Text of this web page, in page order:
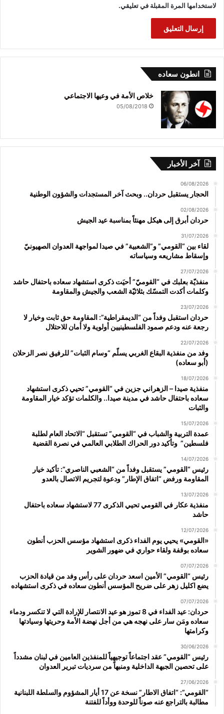
لاستخدامها المرة المقبلة في تعليقي.
انطون سعاده
خلاص الأمة في وعيها الاجتماعي
05/08/2018
آخر الأخبار
06/08/2026
الحجار يستقبل حردان.. وبحث آخر المستجدات والشؤون الوطنية
02/08/2026
حردان أبرق إلى هيكل مهنئاً بمناسبة عيد الجيش
31/07/2026
لقاء بين “القومي” و”الشعبية” في صيدا لمواجهة العدوان الصهيونيّ
وإسقاط مشاريعه وسياساته
27/07/2026
منفذيّة بعلبك في “القوميّ” أحيَت ذكرى استشهاد سعاده باحتفال حاشد
وكلمات أكدت التمسّك بثلاثيّة الشعب والجيش والمقاومة
23/07/2026
حردان استقبل وفداً من “الديمقراطية”: المقاومة حق ثابت وخيار لا
رجعة عنه ودعم صمود الفلسطينيين أولوية ولا أمان للاحتلال
22/07/2026
وفد من منفذية البقاع الغربي يسلّم “وسام الثبات” للرفيق نصر الزحلان
(أبو سعاده)
18/07/2026
منفذية صيدا – الزهراني جزين في “القومي” تحيي ذكرى استشهاد
سعاده باحتفال حاشد في مدينة صيدا.. والكلمات تؤكد خيار المقاومة
والثبات
15/07/2026
عمدة التربية والشباب في “القومي” تستقبل “الاتحاد العام لطلبة
فلسطين” وتأكيد دور الحراك الطلابي العالمي في نصرة القضية
14/07/2026
رئيس “القومي” يستقبل وفداً من “الشعبي الناصري”: تأكيد خيار
المقاومة ورفض “اتفاق الإطار” ودعوة لتجريم الاتصال بالعدو
13/07/2026
منفذية عكار في القومي تحيي الذكرى 77 لاستشهاد سعاده باحتفال
حاشد
12/07/2026
«القومي» يحيي يوم الفداء ذكرى استشهاد مؤسس الحزب أنطون
سعاده بوقفة ولقاء حواري في ضهور الشوير
07/07/2026
رئيس “القومي” الأمين اسعد حردان على رأس وفد من قيادة الحزب
يضع اكليل زهر على ضريح المؤسس أنطون سعاده في ذكرى استشهاده
07/07/2026
حردان: عيد الفداء في 8 تموز هو عيد الانتصار للإرادة التي لا تنكسر ودماء
سعاده ومَن سار على نهجه هي من أجل نهضة الأمة وحريتها وسيادتها
وكرامتها
30/06/2026
رئيس “القومي” عقد اجتماعاً توجيهياً للمنفذين العامين في لبنان مشدداً
على تحصين الجبهة الداخلية ومنبهاً من سرديات تبرير العدوان
27/06/2026
“القومي”: “اتفاق الاطار” نسخة عن 17 أيار المشؤوم والسلطة اللبنانية
مطالبة بالتراجع عنه صوناً للوحدة ووأداً للفتنة